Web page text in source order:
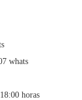
whats
horas